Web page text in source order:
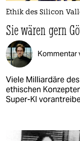
Ethik des Silicon
Sie wären gern
Kommentar
Viele Milliardäre
ethischen
Super-KI